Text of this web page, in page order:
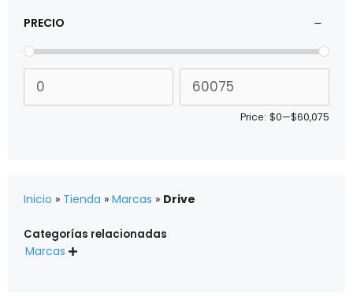
PRECIO
Price: $0—$60,075
Inicio » Tienda » Marcas » Drive
Categorías relacionadas
Marcas 